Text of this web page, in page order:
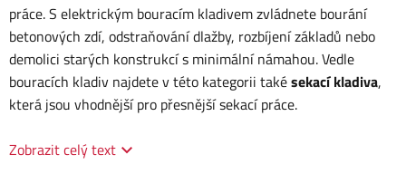
práce. S elektrickým bouracím kladivem zvládnete bourání
betonových zdí, odstraňování dlažby, rozbíjení základů nebo
demolici starých konstrukcí s minimální námahou. Vedle
bouracích kladiv najdete v této kategorii takésekací kladiva,
která jsou vhodnější pro přesnější sekací práce.
Zobrazit celý text